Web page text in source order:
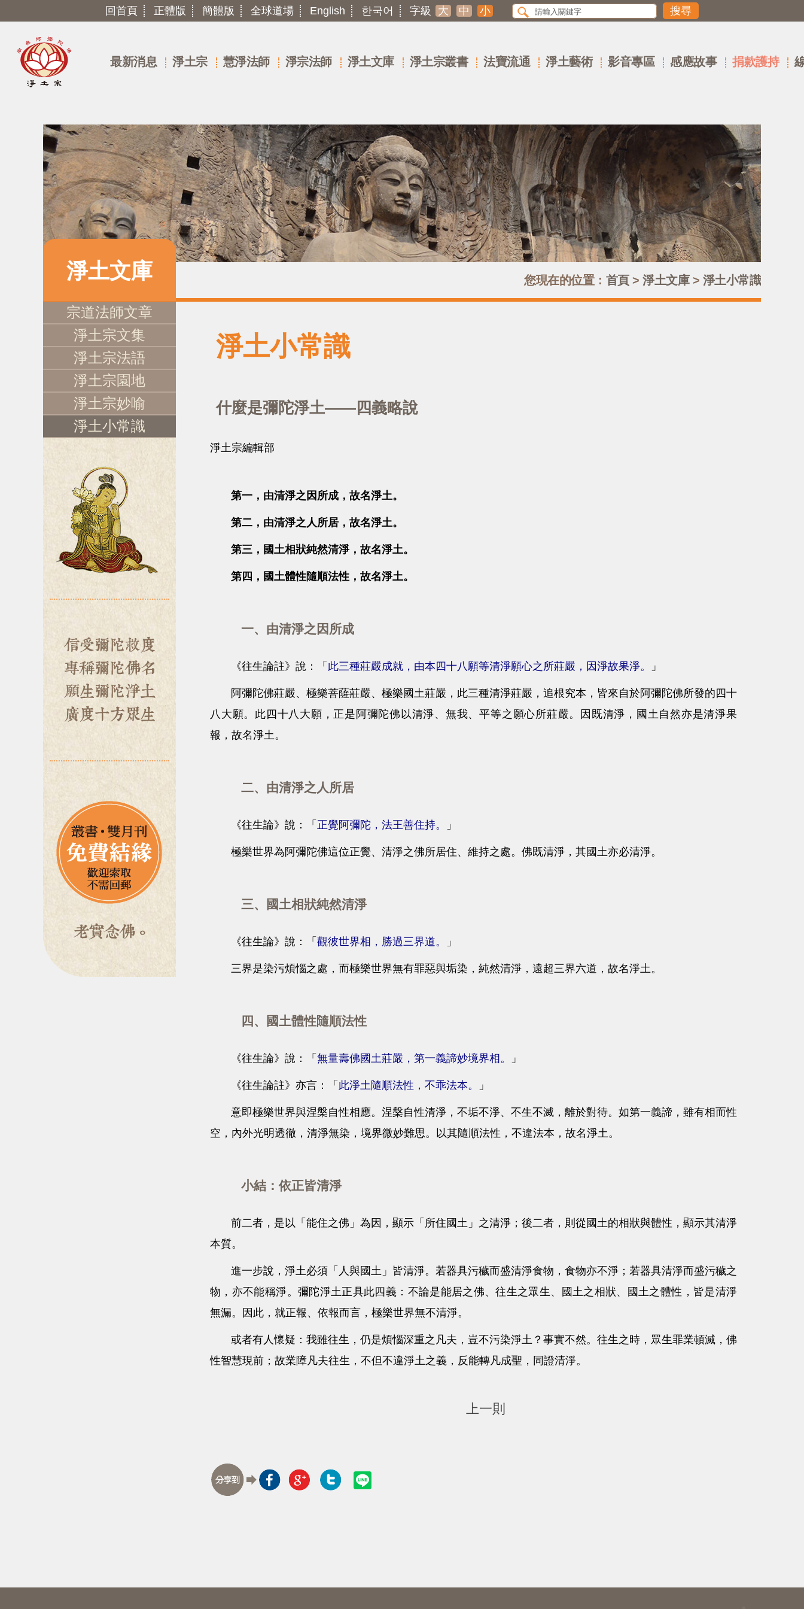
回首頁 正體版 簡體版 全球道場 English 한국어 字級 大 中 小
最新消息 淨土宗 慧淨法師 淨宗法師 淨土文庫 淨土宗叢書 法寶流通 淨土藝術 影音專區 感應故事 捐款護持
淨土文庫 您現在的位置： 首頁> 淨土文庫> 淨土小常識
宗道法師文章
淨土宗文集
淨土宗法語
淨土宗園地
淨土宗妙喻
淨土小常識
淨土小常識
什麼是彌陀淨土——四義略說
淨土宗編輯部
第一，由清淨之因所成，故名淨土。
第二，由清淨之人所居，故名淨土。
第三，國土相狀純然清淨，故名淨土。
第四，國土體性隨順法性，故名淨土。
一、由清淨之因所成
《往生論註》說：「 此三種莊嚴成就，由本四十八願等清淨願心之所莊嚴，因淨故果淨。 」
阿彌陀佛莊嚴、極樂菩薩莊嚴、極樂國土莊嚴，此三種清淨莊嚴，追根究本，皆來自於阿彌陀佛所發的四十
八大願。此四十八大願，正是阿彌陀佛以清淨、無我、平等之願心所莊嚴。因既清淨，國土自然亦是清淨果
報，故名淨土。
二、由清淨之人所居
《往生論》說：「 正覺阿彌陀，法王善住持。 」
極樂世界為阿彌陀佛這位正覺、清淨之佛所居住、維持之處。佛既清淨，其國土亦必清淨。
三、國土相狀純然清淨
《往生論》說：「 觀彼世界相，勝過三界道。 」
三界是染污煩惱之處，而極樂世界無有罪惡與垢染，純然清淨，遠超三界六道，故名淨土。
四、國土體性隨順法性
《往生論》說：「 無量壽佛國土莊嚴，第一義諦妙境界相。 」
《往生論註》亦言：「 此淨土隨順法性，不乖法本。 」
意即極樂世界與涅槃自性相應。涅槃自性清淨，不垢不淨、不生不滅，離於對待。如第一義諦，雖有相而性
空，內外光明透徹，清淨無染，境界微妙難思。以其隨順法性，不違法本，故名淨土。
小結：依正皆清淨
前二者，是以「能住之佛」為因，顯示「所住國土」之清淨；後二者，則從國土的相狀與體性，顯示其清淨
本質。
進一步說，淨土必須「人與國土」皆清淨。若器具污穢而盛清淨食物，食物亦不淨；若器具清淨而盛污穢之
物，亦不能稱淨。彌陀淨土正具此四義：不論是能居之佛、往生之眾生、國土之相狀、國土之體性，皆是清淨
無漏。因此，就正報、依報而言，極樂世界無不清淨。
或者有人懷疑：我雖往生，仍是煩惱深重之凡夫，豈不污染淨土？事實不然。往生之時，眾生罪業頓滅，佛
性智慧現前；故業障凡夫往生，不但不違淨土之義，反能轉凡成聖，同證清淨。
上一則